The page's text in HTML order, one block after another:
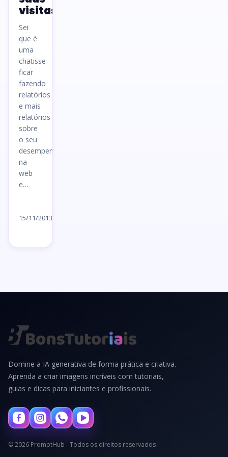
visitas!
Sei
que é
uma
chatisse
ficar
fazendo
relatórios
e mais
relatórios
sobre
o seu
desempenho
na
web
e…
15/11/2013
Domine a IA generativa de forma prática e criativa.
Aprenda a criar imagens incríveis com tutoriais,
guias e dicas para iniciantes e profissionais.
© 2026 PromptHub - Todos os direitos reservados